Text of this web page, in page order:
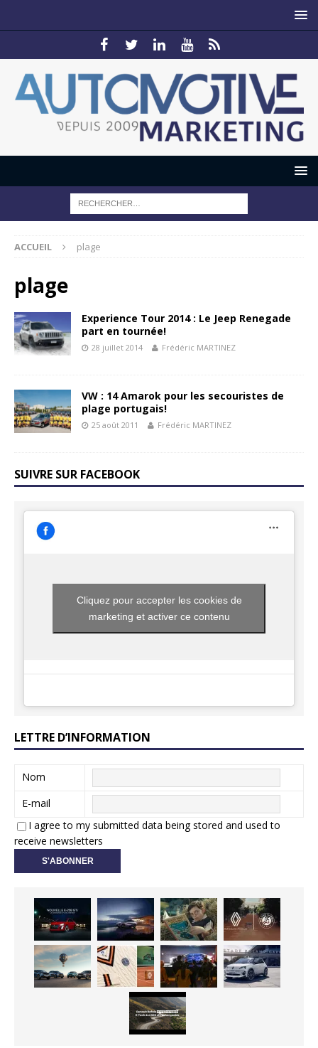
ACCUEIL plage
plage
Experience Tour 2014 : Le Jeep Renegade
part en tournée!
28 juillet 2014 Frédéric MARTINEZ
VW : 14 Amarok pour les secouristes de
plage portugais!
25 août 2011 Frédéric MARTINEZ
SUIVRE SUR FACEBOOK
Cliquez pour accepter les cookies de
marketing et activer ce contenu
LETTRE D’INFORMATION
Nom
E-mail
I agree to my submitted data being stored and used to
receive newsletters